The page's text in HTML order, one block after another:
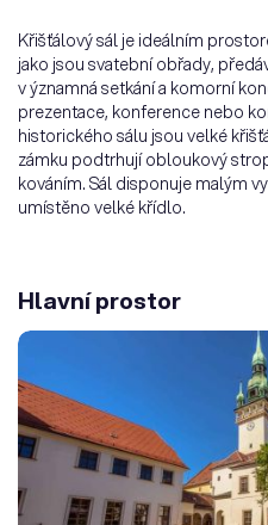
Křišťálový sál je ideálním
jako jsou svatební obřady,
v ýznamná setkání a komorní
prezentace, konference nebo
historického sálu jsou velké
zámku podtrhují obloukový
kováním. Sál disponuje malým
umístěno velké křídlo.
Hlavní prostor